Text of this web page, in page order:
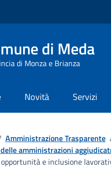
di Meda
di Monza e Brianza
Novità Servizi
Amministrazione Trasparente
amministrazioni
e inclusione